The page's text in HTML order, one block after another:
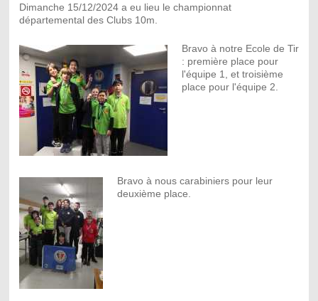
Dimanche 15/12/2024 a eu lieu le championnat
départemental des Clubs 10m.
Bravo à notre Ecole de Tir
: première place pour
l'équipe 1, et troisième
place pour l'équipe 2.
Bravo à nous carabiniers pour leur
deuxième place.